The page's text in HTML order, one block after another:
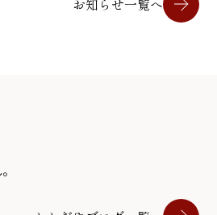
お知らせ一覧へ